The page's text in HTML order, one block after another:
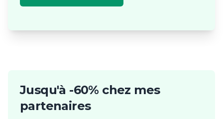
Jusqu'à -60% chez mes
partenaires